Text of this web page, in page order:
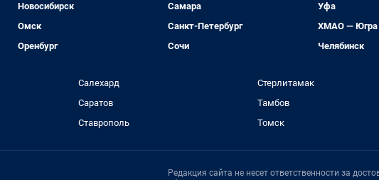
Новосибирск
Омск
Оренбург
Самара
Санкт-Петербург
Сочи
Уфа
ХМАО — Югра
Челябинск
Салехард
Саратов
Ставрополь
Стерлитамак
Тамбов
Томск
Редакция сайта не несет ответственности за